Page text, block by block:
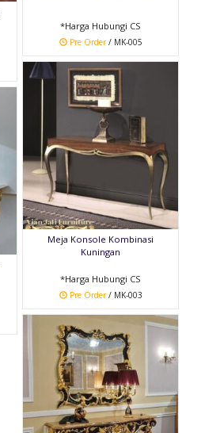
*Harga Hubungi CS
Pre Order/ MK-005
Meja Konsole Kombinasi
Kuningan
*Harga Hubungi CS
Pre Order/ MK-003